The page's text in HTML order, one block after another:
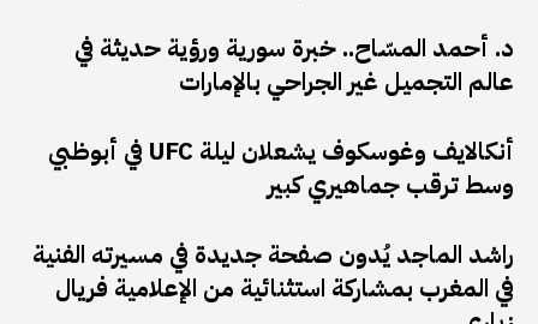
د. أحمد المسّاح.. خبرة سورية ورؤية حديثة في
عالم التجميل غير الجراحي بالإمارات
أنكالايف وغوسكوف يشعلان ليلة UFC في أبوظبي
وسط ترقب جماهيري كبير
راشد الماجد يُدون صفحة جديدة في مسيرته الفنية
في المغرب بمشاركة استثنائية من الإعلامية فريال